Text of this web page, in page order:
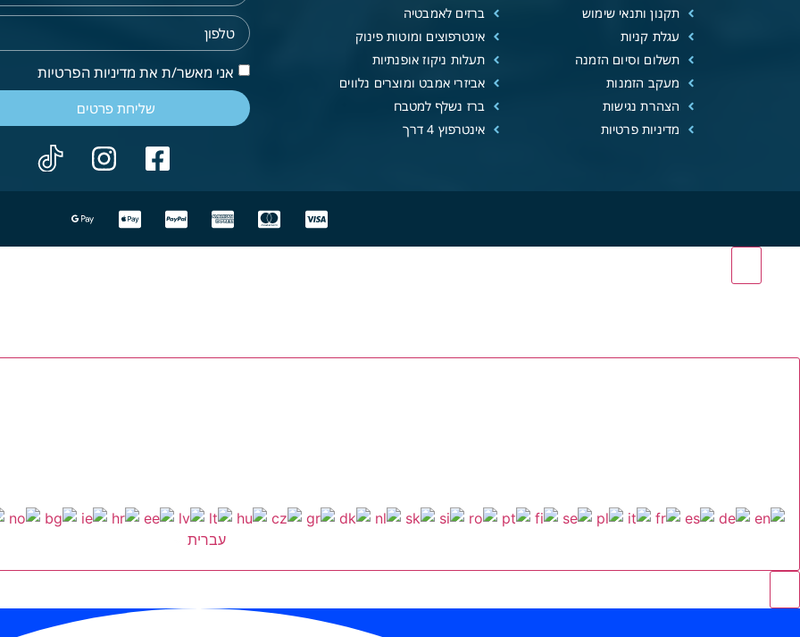
תקנון ותנאי שימוש
עגלת קניות
תשלום וסיום הזמנה
מעקב הזמנות
הצהרת נגישות
מדיניות פרטיות
ברזים לאמבטיה
אינטרפוצים ומוטות פינוק
תעלות ניקוז אופנתיות
אביזרי אמבט ומוצרים נלווים
ברז נשלף למטבח
אינטרפוץ 4 דרך
אני מאשר/ת את מדיניות הפרטיות
שליחת פרטים
עברית